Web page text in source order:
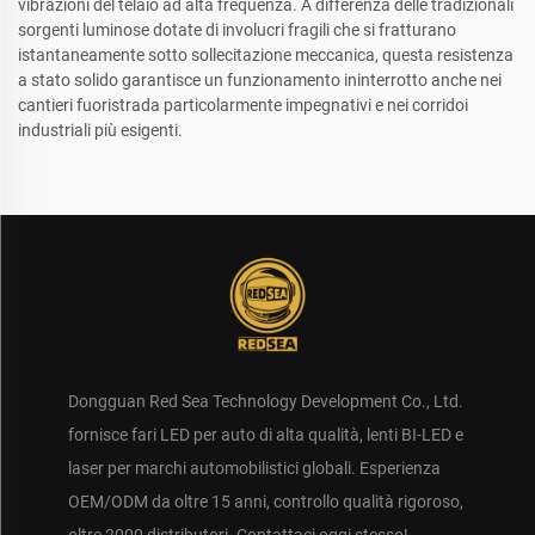
vibrazioni del telaio ad alta frequenza. A differenza delle tradizionali
sorgenti luminose dotate di involucri fragili che si fratturano
istantaneamente sotto sollecitazione meccanica, questa resistenza
a stato solido garantisce un funzionamento ininterrotto anche nei
cantieri fuoristrada particolarmente impegnativi e nei corridoi
industriali più esigenti.
Dongguan Red Sea Technology Development Co., Ltd.
fornisce fari LED per auto di alta qualità, lenti BI-LED e
laser per marchi automobilistici globali. Esperienza
OEM/ODM da oltre 15 anni, controllo qualità rigoroso,